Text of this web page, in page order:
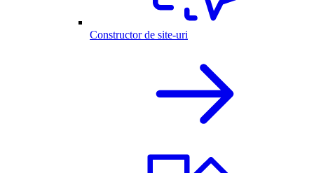
Constructor de site-uri